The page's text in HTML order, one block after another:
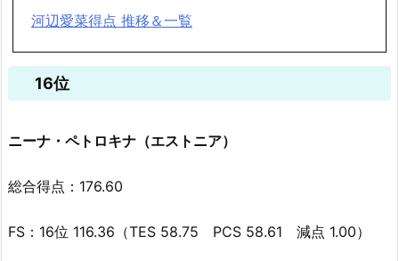
河辺愛菜得点 推移＆一覧
16位
ニーナ・ペトロキナ（エストニア）
総合得点：176.60
FS：16位 116.36（TES 58.75 PCS 58.61 減点 1.00）